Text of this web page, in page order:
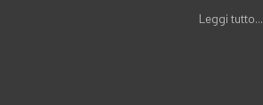
Leggi tutto...